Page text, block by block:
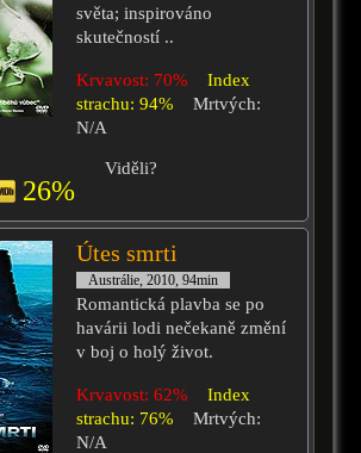
světa; inspirováno
skutečností ..
Krvavost: 70%
Index
strachu: 94%
Mrtvých:
N/A
26%
Viděli?
Útes smrti
Austrálie, 2010, 94min
Romantická plavba se po
havárii lodi nečekaně změní
v boj o holý život.
Krvavost: 62%
Index
strachu: 76%
Mrtvých:
N/A